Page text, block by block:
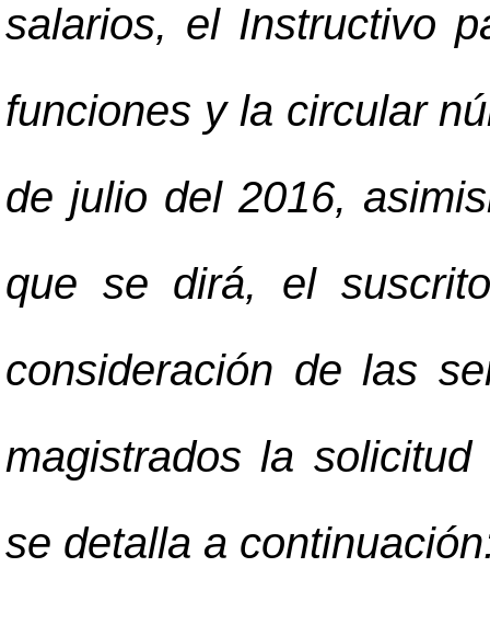
salarios, el Instructivo
funciones y la circular
de julio del 2016,
que se dirá, el
consideración de las
magistrados la
se detalla a